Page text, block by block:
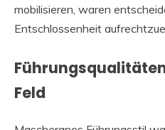
mobilisieren, waren
Entschlossenheit
Feld